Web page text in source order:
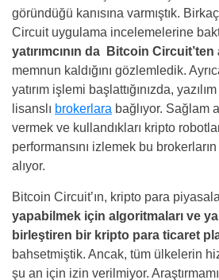
göründüğü kanısına varmıştık.
Circuit uygulama incelemelerine
yatırımcının da Bitcoin Circuit’ten
memnun kaldığını gözlemledik.
yatırım işlemi başlattığınızda,
lisanslı brokerlara bağlıyor. Sağlam
vermek ve kullandıkları kripto
performansını izlemek bu
alıyor.
Bitcoin Circuit’ın, kripto para
yapabilmek için algoritmaları ve
birleştiren bir kripto para ticaret
bahsetmiştik. Ancak, tüm ülkelerin
şu an için izin verilmiyor.